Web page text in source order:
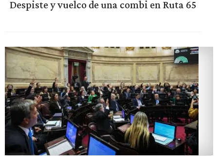
Despiste y vuelco de una combi en Ruta 65